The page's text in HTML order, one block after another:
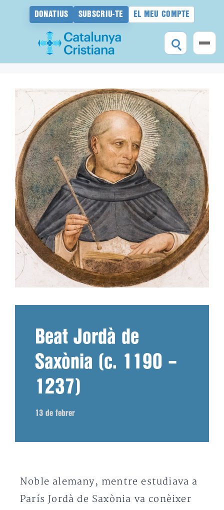
DONATIUS SUBSCRIU-TE EL MEU COMPTE
contingut
Beat Jordà de
Saxònia (c. 1190 –
1237)
13 de febrer
Noble alemany, mentre estudiava a
París Jordà de Saxònia va conèixer